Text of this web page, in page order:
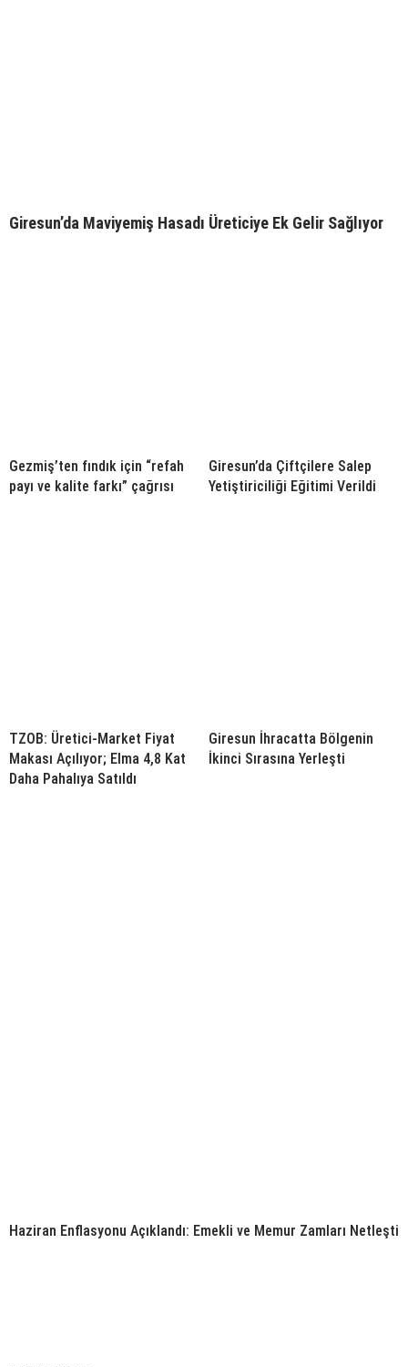
Giresun’da Maviyemiş Hasadı Üreticiye Ek Gelir Sağlıyor
Gezmiş’ten fındık için “refah
payı ve kalite farkı” çağrısı
Giresun’da Çiftçilere Salep
Yetiştiriciliği Eğitimi Verildi
TZOB: Üretici-Market Fiyat
Makası Açılıyor; Elma 4,8 Kat
Daha Pahalıya Satıldı
Giresun İhracatta Bölgenin
İkinci Sırasına Yerleşti
Haziran Enflasyonu Açıklandı: Emekli ve Memur Zamları Netleşti